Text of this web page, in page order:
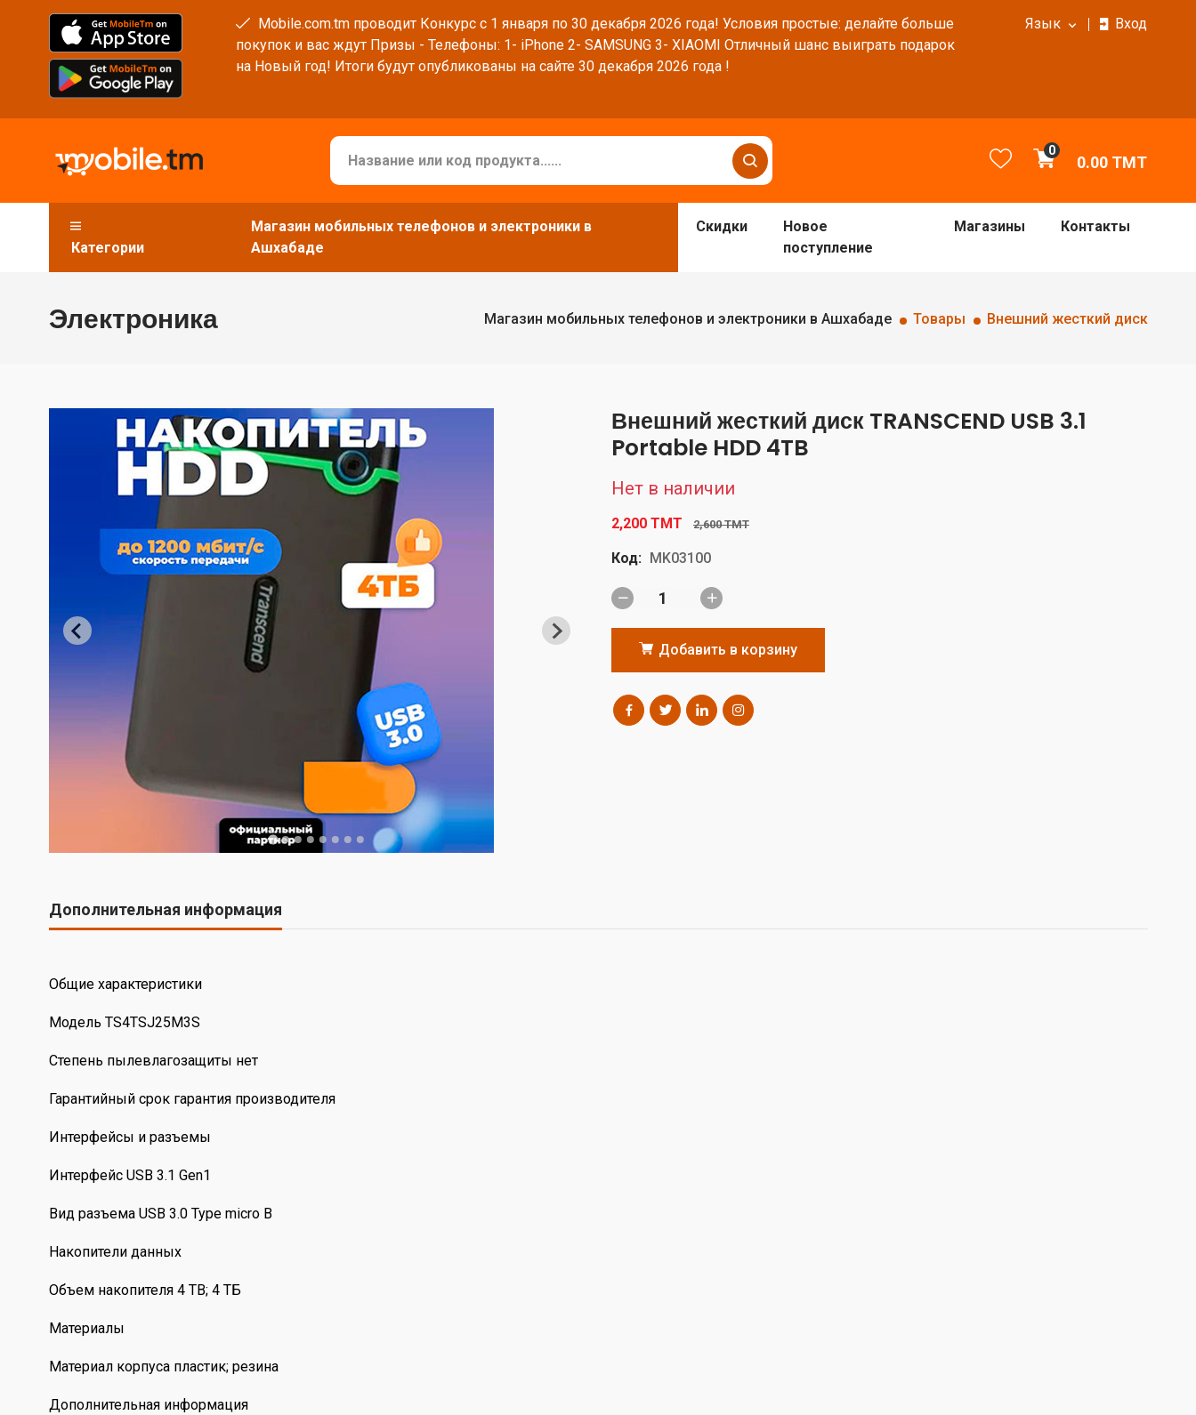
Mobile.com.tm проводит Конкурс с 1 января по 30 декабря 2026 года! Условия простые: делайте больше
покупок и вас ждут Призы - Телефоны: 1- iPhone 2- SAMSUNG 3- XIAOMI Отличный шанс выиграть подарок
на Новый год! Итоги будут опубликованы на сайте 30 декабря 2026 года !
Язык Вход
0
0.00 TMT
Категории
Магазин мобильных телефонов и электроники в
Ашхабаде
Скидки
Новое
поступление
Магазины Контакты
Электроника Магазин мобильных телефонов и электроники в Ашхабаде Товары Внешний жесткий диск
Внешний жесткий диск TRANSCEND USB 3.1
Portable HDD 4TB
Нет в наличии
2,200 TMT 2,600 TMT
Код: MK03100
Добавить в корзину
Дополнительная информация
Общие характеристики
Модель TS4TSJ25M3S
Степень пылевлагозащиты нет
Гарантийный срок гарантия производителя
Интерфейсы и разъемы
Интерфейс USB 3.1 Gen1
Вид разъема USB 3.0 Type micro B
Накопители данных
Объем накопителя 4 ТB; 4 ТБ
Материалы
Материал корпуса пластик; резина
Дополнительная информация